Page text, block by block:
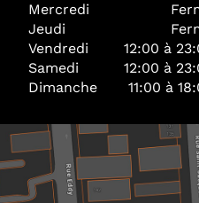
Mercredi
Jeudi
Vendredi
12:00 à
Samedi
12:00 à
Dimanche
11:00 à